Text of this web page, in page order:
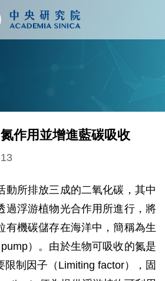
作用並增進藍碳吸收
動所排放三成的二氧化碳，其中
過浮游植物光合作用所進行，將
有機碳儲存在海洋中，簡稱為生
）。由於生物可吸收的氮是
限制因子（Limiting factor），固